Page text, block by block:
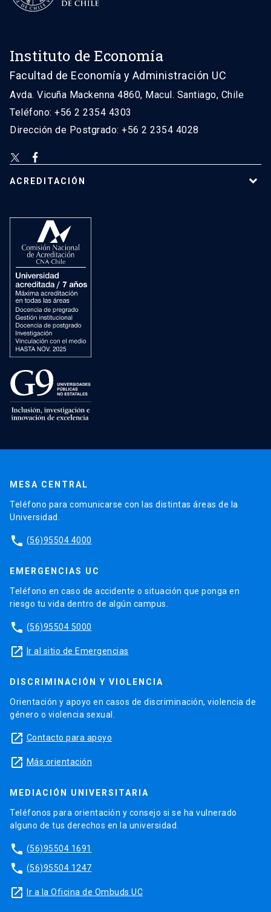
Instituto de Economía
Facultad de Economía y Administración UC
Avda. Vicuña Mackenna 4860, Macul. Santiago, Chile
Teléfono: +56 2 2354 4303
Dirección de Postgrado: +56 2 2354 4028
ACREDITACIÓN
MESA CENTRAL
Teléfono para comunicarse con las distintas áreas de la
Universidad.
phone (56)95504 4000
EMERGENCIAS UC
Teléfono en caso de accidente o situación que ponga en
riesgo tu vida dentro de algún campus.
phone (56)95504 5000
launch Ir al sitio de Emergencias
DISCRIMINACIÓN Y VIOLENCIA
Orientación y apoyo en casos de discriminación, violencia de
género o violencia sexual.
launch Contacto para apoyo
launch Más orientación
MEDIACIÓN UNIVERSITARIA
Teléfonos para orientación y consejo si se ha vulnerado
alguno de tus derechos en la universidad.
phone (56)95504 1691
phone (56)95504 1247
launch Ir a la Oficina de Ombuds UC